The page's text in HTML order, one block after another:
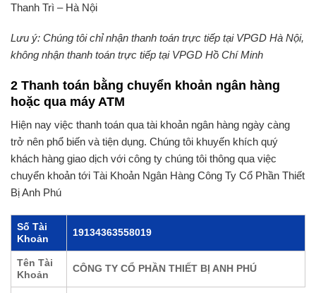
Thanh Trì – Hà Nội
Lưu ý: Chúng tôi chỉ nhận thanh toán trực tiếp tại VPGD Hà Nội,
không nhận thanh toán trực tiếp tại VPGD Hồ Chí Minh
2 Thanh toán bằng chuyển khoản ngân hàng
hoặc qua máy ATM
Hiện nay việc thanh toán qua tài khoản ngân hàng ngày càng
trở nên phổ biến và tiện dụng. Chúng tôi khuyến khích quý
khách hàng giao dịch với công ty chúng tôi thông qua việc
chuyển khoản tới Tài Khoản Ngân Hàng Công Ty Cổ Phần Thiết
Bị Anh Phú
Số Tài
Khoản
19134363558019
Tên Tài
Khoản
CÔNG TY CỔ PHẦN THIẾT BỊ ANH PHÚ